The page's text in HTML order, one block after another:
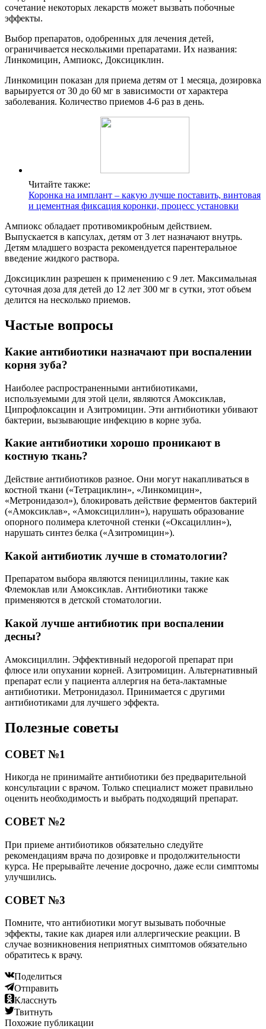
сочетание некоторых лекарств может вызвать побочные
эффекты.
Выбор препаратов, одобренных для лечения детей,
ограничивается несколькими препаратами. Их названия:
Линкомицин, Ампиокс, Доксициклин.
Линкомицин показан для приема детям от 1 месяца, дозировка
варьируется от 30 до 60 мг в зависимости от характера
заболевания. Количество приемов 4-6 раз в день.
Читайте также:
Коронка на имплант – какую лучше поставить, винтовая
и цементная фиксация коронки, процесс установки
Ампиокс обладает противомикробным действием.
Выпускается в капсулах, детям от 3 лет назначают внутрь.
Детям младшего возраста рекомендуется парентеральное
введение жидкого раствора.
Доксициклин разрешен к применению с 9 лет. Максимальная
суточная доза для детей до 12 лет 300 мг в сутки, этот объем
делится на несколько приемов.
Частые вопросы
Какие антибиотики назначают при воспалении
корня зуба?
Наиболее распространенными антибиотиками,
используемыми для этой цели, являются Амоксиклав,
Ципрофлоксацин и Азитромицин. Эти антибиотики убивают
бактерии, вызывающие инфекцию в корне зуба.
Какие антибиотики хорошо проникают в
костную ткань?
Действие антибиотиков разное. Они могут накапливаться в
костной ткани («Тетрациклин», «Линкомицин»,
«Метронидазол»), блокировать действие ферментов бактерий
(«Амоксиклав», «Амоксициллин»), нарушать образование
опорного полимера клеточной стенки («Оксациллин»),
нарушать синтез белка («Азитромицин»).
Какой антибиотик лучше в стоматологии?
Препаратом выбора являются пенициллины, такие как
Флемоклав или Амоксиклав. Антибиотики также
применяются в детской стоматологии.
Какой лучше антибиотик при воспалении
десны?
Амоксициллин. Эффективный недорогой препарат при
флюсе или опухании корней. Азитромицин. Альтернативный
препарат если у пациента аллергия на бета-лактамные
антибиотики. Метронидазол. Принимается с другими
антибиотиками для лучшего эффекта.
Полезные советы
СОВЕТ №1
Никогда не принимайте антибиотики без предварительной
консультации с врачом. Только специалист может правильно
оценить необходимость и выбрать подходящий препарат.
СОВЕТ №2
При приеме антибиотиков обязательно следуйте
рекомендациям врача по дозировке и продолжительности
курса. Не прерывайте лечение досрочно, даже если симптомы
улучшились.
СОВЕТ №3
Помните, что антибиотики могут вызывать побочные
эффекты, такие как диарея или аллергические реакции. В
случае возникновения неприятных симптомов обязательно
обратитесь к врачу.
Поделиться
Отправить
Класснуть
Твитнуть
Похожие публикации